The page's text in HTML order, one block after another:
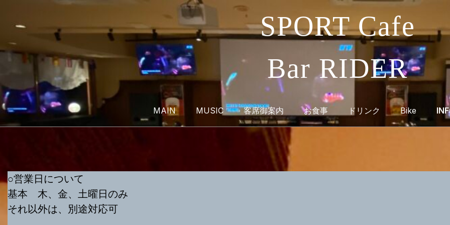
content
SPORT Cafe
Bar RIDER
MAIN MUSIC 客席御案内 お食事 ドリンク Bike
○営業日について
基本 木、金、土曜日のみ
それ以外は、別途対応可